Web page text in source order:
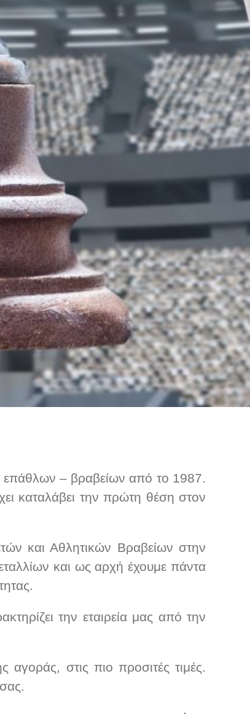
επάθλων – βραβείων από το 1987.
καταλάβει την πρώτη θέση στον
και Αθλητικών Βραβείων στην
και ως αρχή έχουμε πάντα
την εταιρεία μας από την
αγοράς, στις πιο προσιτές τιμές.